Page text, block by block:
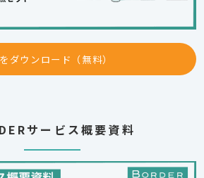
ダウンロード（無料）
サービス概要資料